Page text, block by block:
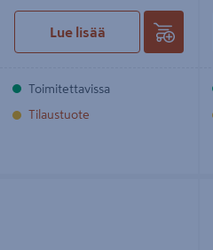
Lue lisää
Toimitettavissa
Tilaustuote